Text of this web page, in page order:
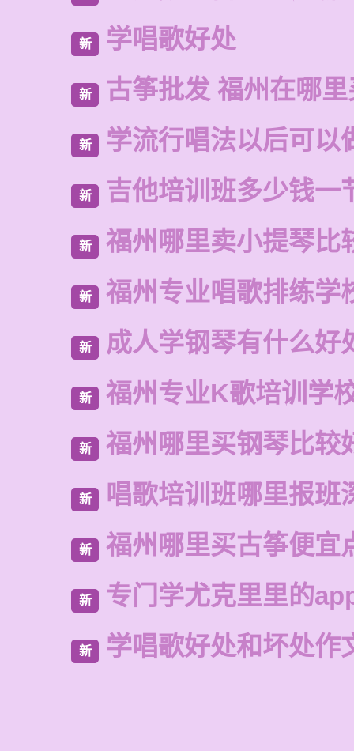
新 学唱歌好处
新 古筝批发 福州在哪
新 学流行唱法以后可以
新 吉他培训班多少钱一
新 福州哪里卖小提琴比
新 福州专业唱歌排练学
新 成人学钢琴有什么好
新 福州专业K歌培训学
新 福州哪里买钢琴比较
新 唱歌培训班哪里报班
新 福州哪里买古筝便宜
新 专门学尤克里里的
新 学唱歌好处和坏处作